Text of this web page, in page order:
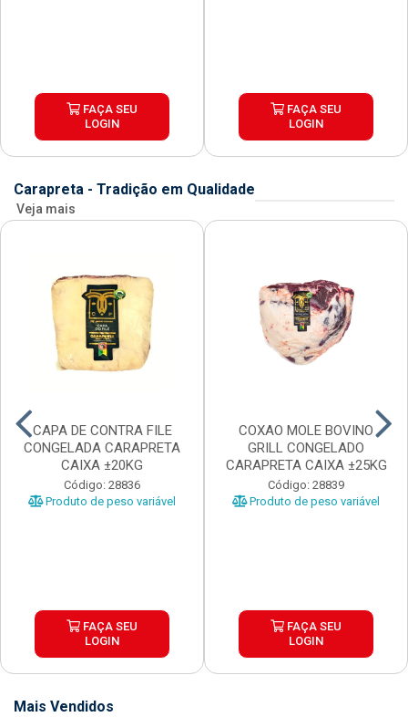
FAÇA SEU
LOGIN
FAÇA SEU
LOGIN
Carapreta - Tradição em Qualidade
Veja mais
CAPA DE CONTRA FILE
CONGELADA CARAPRETA
CAIXA ±20KG
Código: 28836
Produto de peso variável
FAÇA SEU
LOGIN
COXAO MOLE BOVINO
GRILL CONGELADO
CARAPRETA CAIXA ±25KG
Código: 28839
Produto de peso variável
FAÇA SEU
LOGIN
Mais Vendidos